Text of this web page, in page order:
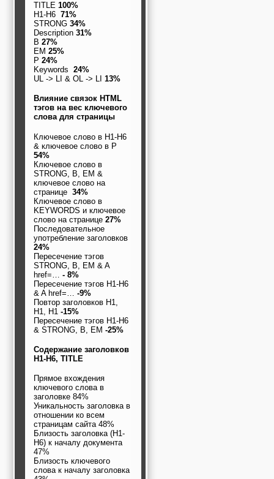
TITLE 100%
H1-H6 71%
STRONG 34%
Description 31%
B 27%
EM 25%
P 24%
Keywords 24%
UL -> LI & OL -> LI 13%
Влияние связок HTML
тэгов на вес ключевого
слова для страницы
Ключевое слово в H1-H6
& ключевое слово в P
54%
Ключевое слово в
STRONG, B, EM &
ключевое слово на
странице 34%
Ключевое слово в
KEYWORDS и ключевое
слово на странице 27%
Последовательное
употребление заголовков
24%
Пересечение тэгов
STRONG, B, EM & A
href=… - 8%
Пересечение тэгов H1-H6
& A href=… -9%
Повтор заголовков H1,
H1, H1 -15%
Пересечение тэгов H1-H6
& STRONG, B, EM -25%
Содержание заголовков
H1-H6, TITLE
Прямое вхождения
ключевого слова в
заголовке 84%
Уникальность заголовка в
отношении ко всем
страницам сайта 48%
Близость заголовка (H1-
H6) к началу документа
47%
Близость ключевого
слова к началу заголовка